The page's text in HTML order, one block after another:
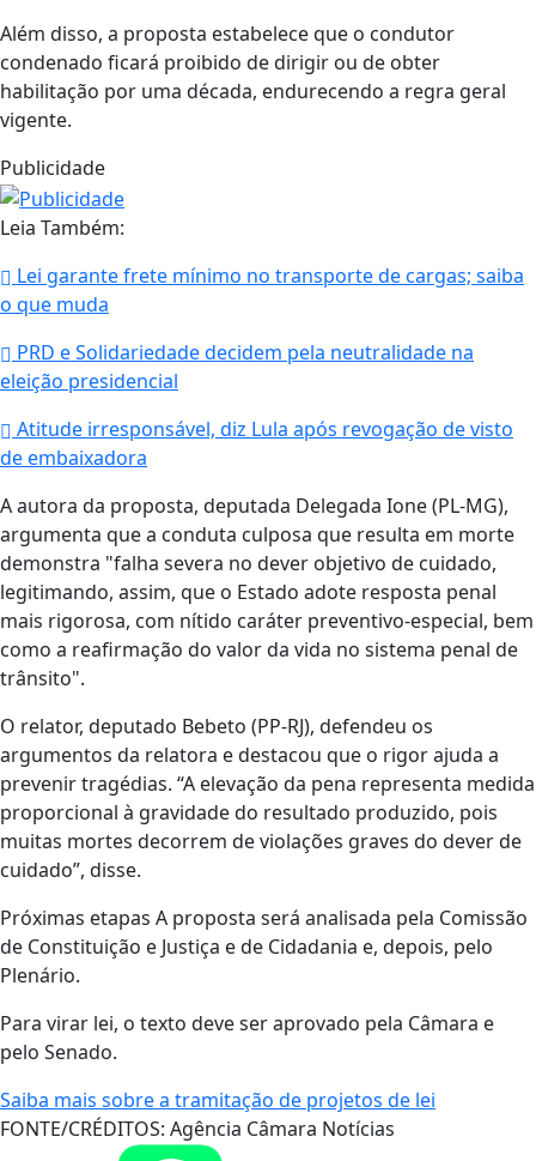
Além disso, a proposta estabelece que o condutor
condenado ficará proibido de dirigir ou de obter
habilitação por uma década, endurecendo a regra geral
vigente.
Publicidade
Leia Também:
Lei garante frete mínimo no transporte de cargas; saiba
o que muda
PRD e Solidariedade decidem pela neutralidade na
eleição presidencial
Atitude irresponsável, diz Lula após revogação de visto
de embaixadora
A autora da proposta, deputada Delegada Ione (PL-MG),
argumenta que a conduta culposa que resulta em morte
demonstra "falha severa no dever objetivo de cuidado,
legitimando, assim, que o Estado adote resposta penal
mais rigorosa, com nítido caráter preventivo-especial, bem
como a reafirmação do valor da vida no sistema penal de
trânsito".
O relator, deputado Bebeto (PP-RJ), defendeu os
argumentos da relatora e destacou que o rigor ajuda a
prevenir tragédias. “A elevação da pena representa medida
proporcional à gravidade do resultado produzido, pois
muitas mortes decorrem de violações graves do dever de
cuidado”, disse.
Próximas etapas A proposta será analisada pela Comissão
de Constituição e Justiça e de Cidadania e, depois, pelo
Plenário.
Para virar lei, o texto deve ser aprovado pela Câmara e
pelo Senado.
Saiba mais sobre a tramitação de projetos de lei
FONTE/CRÉDITOS: Agência Câmara Notícias